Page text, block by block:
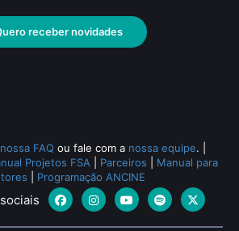
receber novidades
FAQ ou fale com a nossa equipe.
Projetos FSA Parceiros
Manual para
Programação ANCINE